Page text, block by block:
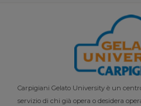
Carpigiani Gelato University è un
servizio di chi già opera o desidera